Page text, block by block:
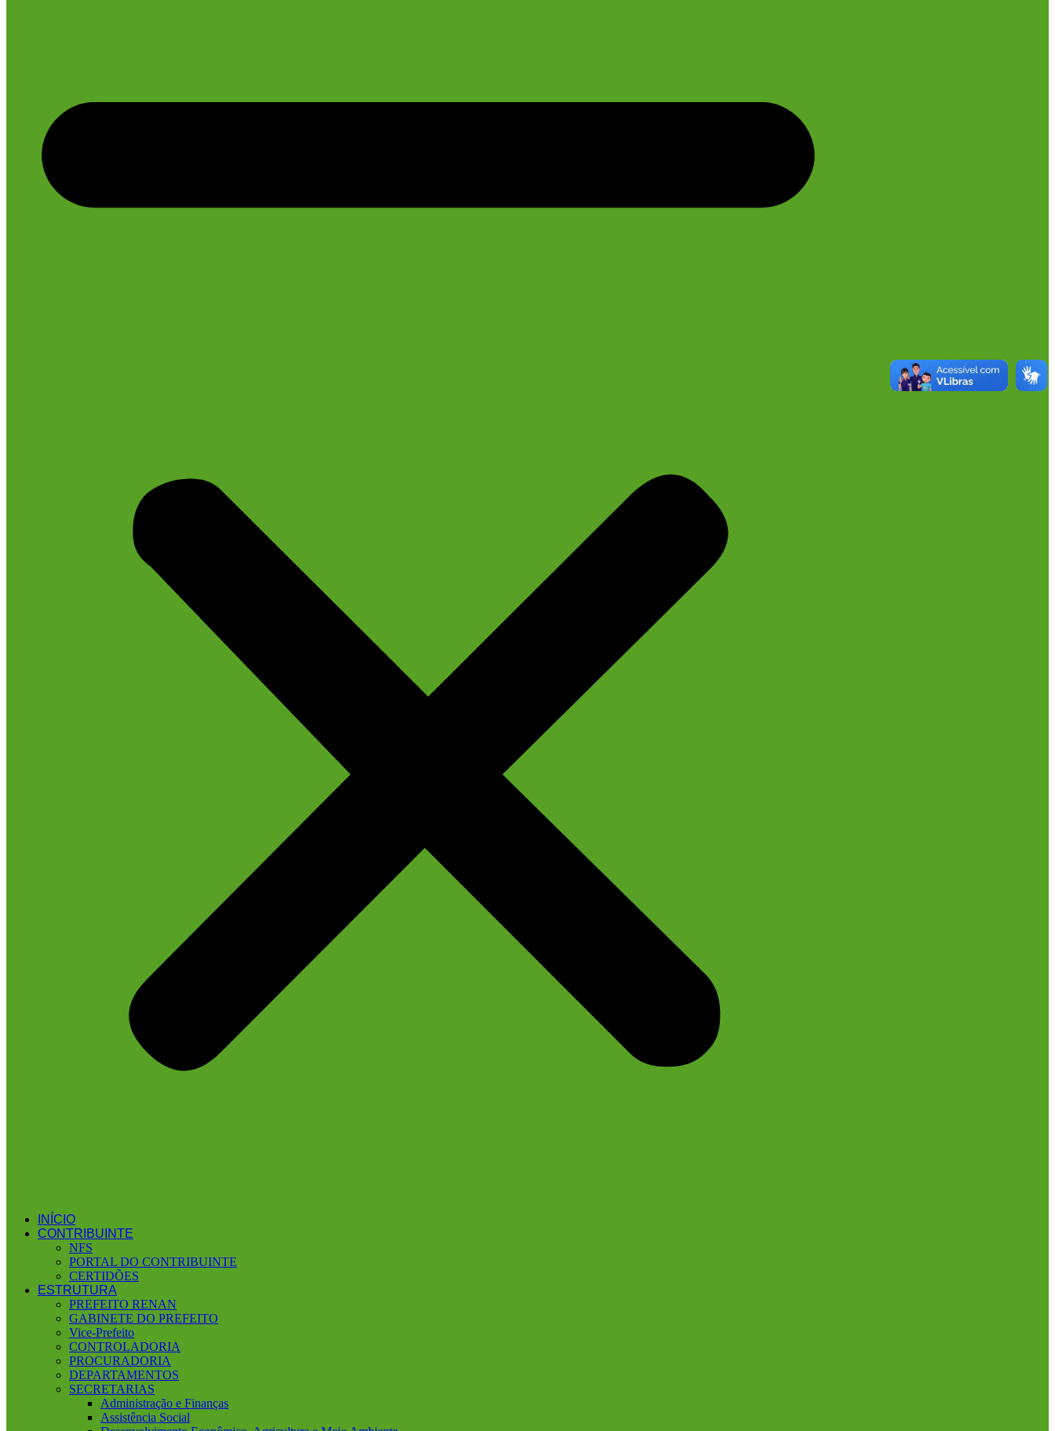
INÍCIO
CONTRIBUINTE
NFS
PORTAL DO CONTRIBUINTE
CERTIDÕES
ESTRUTURA
PREFEITO RENAN
GABINETE DO PREFEITO
Vice-Prefeito
CONTROLADORIA
PROCURADORIA
DEPARTAMENTOS
SECRETARIAS
Administração e Finanças
Assistência Social